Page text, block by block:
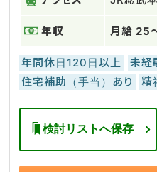
年収 月給 25
年間休日120日以上 未経
住宅補助（手当）あり
精
検討リストへ保存